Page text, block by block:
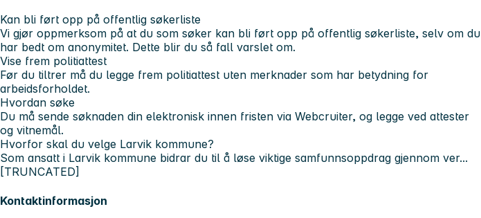
Kan bli ført opp på offentlig søkerliste
Vi gjør oppmerksom på at du som søker kan bli ført opp på offentlig søkerliste, selv om du
har bedt om anonymitet. Dette blir du så fall varslet om.
Vise frem politiattest
Før du tiltrer må du legge frem politiattest uten merknader som har betydning for
arbeidsforholdet.
Hvordan søke
Du må sende søknaden din elektronisk innen fristen via Webcruiter, og legge ved attester
og vitnemål.
Hvorfor skal du velge Larvik kommune?
Som ansatt i Larvik kommune bidrar du til å løse viktige samfunnsoppdrag gjennom ver...
[TRUNCATED]
Kontaktinformasjon